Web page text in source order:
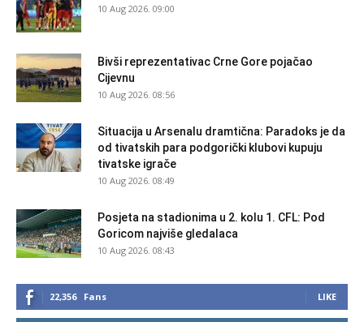
10 Aug 2026. 09:00
Bivši reprezentativac Crne Gore pojačao
Cijevnu
10 Aug 2026. 08:56
Situacija u Arsenalu dramtična: Paradoks je da
od tivatskih para podgorički klubovi kupuju
tivatske igrače
10 Aug 2026. 08:49
Posjeta na stadionima u 2. kolu 1. CFL: Pod
Goricom najviše gledalaca
10 Aug 2026. 08:43
22,356 Fans LIKE